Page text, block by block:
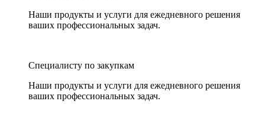
Наши продукты и услуги для ежедневного решения
ваших профессиональных задач.
Специалисту по закупкам
Наши продукты и услуги для ежедневного решения
ваших профессиональных задач.